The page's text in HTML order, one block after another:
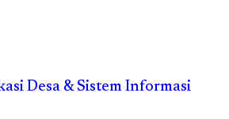
Desa & Sistem Informasi